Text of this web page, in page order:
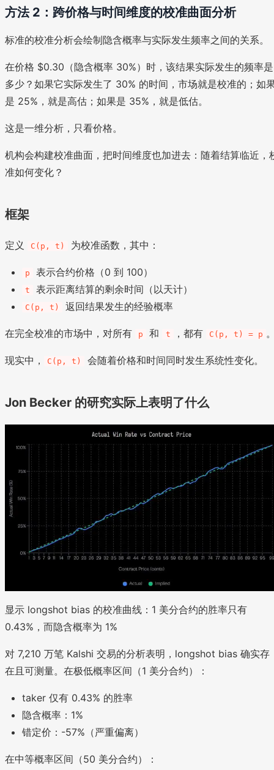
方法 2：跨价格与时间维度的校准曲面分析
标准的校准分析会绘制隐含概率与实际发生频率之间的关系。
在价格 $0.30（隐含概率 30%）时，该结果实际发生的频率是
多少？如果它实际发生了 30% 的时间，市场就是校准的；如
是 25%，就是高估；如果是 35%，就是低估。
这是一维分析，只看价格。
机构会构建校准曲面，把时间维度也加进去：随着结算临近，
准如何变化？
框架
定义 C(p, t) 为校准函数，其中：
p 表示合约价格（0 到 100）
t 表示距离结算的剩余时间（以天计）
C(p, t) 返回结果发生的经验概率
在完全校准的市场中，对所有 p 和 t ，都有 C(p, t) = p
现实中， C(p, t) 会随着价格和时间同时发生系统性变化。
Jon Becker 的研究实际上表明了什么
显示 longshot bias 的校准曲线：1 美分合约的胜率只有
0.43%，而隐含概率为 1%
对 7,210 万笔 Kalshi 交易的分析表明，longshot bias 确实存
在且可测量。在极低概率区间（1 美分合约）：
taker 仅有 0.43% 的胜率
隐含概率：1%
错定价：-57%（严重偏离）
在中等概率区间（50 美分合约）：